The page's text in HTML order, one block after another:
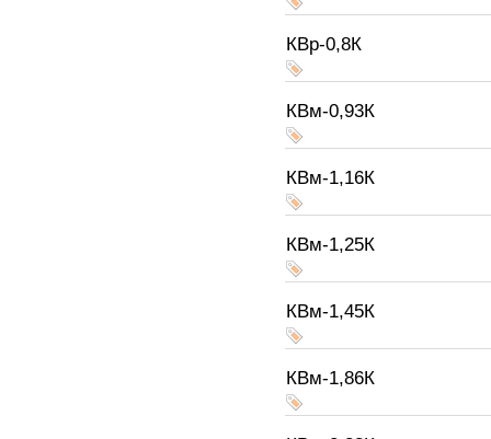
КВр-0,8К
КВм-0,93К
КВм-1,16К
КВм-1,25К
КВм-1,45К
КВм-1,86К